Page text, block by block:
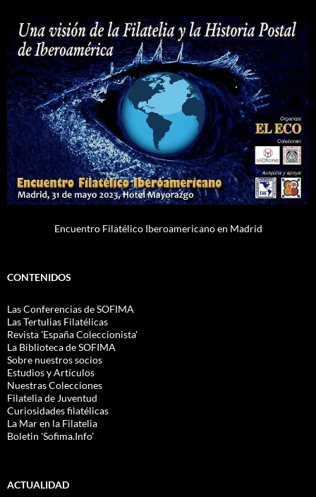
Encuentro Filatélico Iberoamericano en Madrid
CONTENIDOS
Las Conferencias de SOFIMA
Las Tertulias Filatélicas
Revista 'España Coleccionista'
La Biblioteca de SOFIMA
Sobre nuestros socios
Estudios y Artículos
Nuestras Colecciones
Filatelia de Juventud
Curiosidades filatélicas
La Mar en la Filatelia
Boletin 'Sofima.Info'
ACTUALIDAD